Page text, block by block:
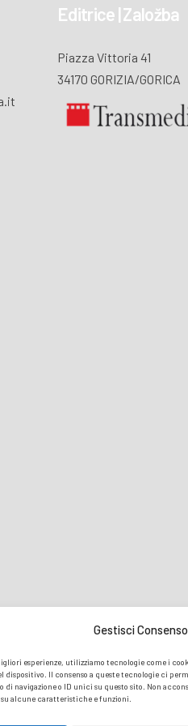
Gestisci Consenso
esperienze, utilizziamo tecnologie come i
dispositivo. Il consenso a queste tecnologie ci
di navigazione o ID unici su questo sito. Non
alcune caratteristiche e funzioni.
Editrice | Založba
Piazza Vittoria 41
34170 GORIZIA/GORICA